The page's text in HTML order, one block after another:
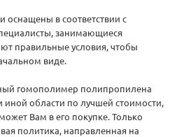
оснащены в соответствии с
занимающиеся
правильные условия, чтобы
виде.
гомополимер полипропилена
иной области по лучшей стоимости,
Вам в его покупке. Только
политика, направленная на